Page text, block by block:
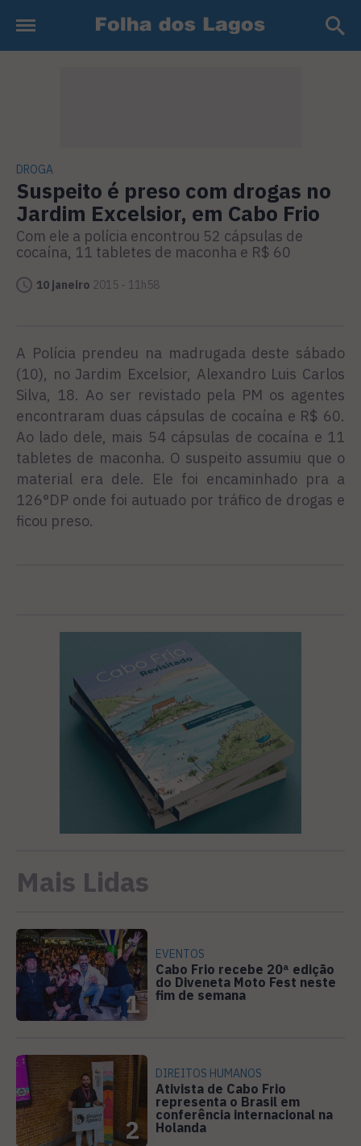
DROGA
Suspeito é preso com drogas no
Jardim Excelsior, em Cabo Frio
Com ele a polícia encontrou 52 cápsulas de
cocaína, 11 tabletes de maconha e R$ 60
10 janeiro 2015 - 11h58
A Polícia prendeu na madrugada deste sábado
(10), no Jardim Excelsior, Alexandro Luis Carlos
Silva, 18. Ao ser revistado pela PM os agentes
encontraram duas cápsulas de cocaína e R$ 60.
Ao lado dele, mais 54 cápsulas de cocaína e 11
tabletes de maconha. O suspeito assumiu que o
material era dele. Ele foi encaminhado pra a
126°DP onde foi autuado por tráfico de drogas e
ficou preso.
Mais Lidas
1
EVENTOS
Cabo Frio recebe 20ª edição
do Diveneta Moto Fest neste
fim de semana
2
DIREITOS HUMANOS
Ativista de Cabo Frio
representa o Brasil em
conferência internacional na
Holanda